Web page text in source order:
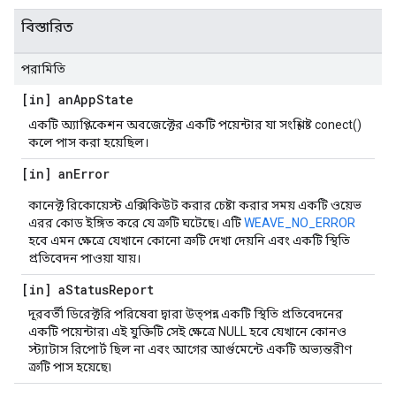
বিস্তারিত
পরামিতি
[in] anAppState
একটি অ্যাপ্লিকেশন অবজেক্টের একটি পয়েন্টার যা সংশ্লিষ্ট conect()
কলে পাস করা হয়েছিল।
[in] anError
কানেক্ট রিকোয়েস্ট এক্সিকিউট করার চেষ্টা করার সময় একটি ওয়েভ
এরর কোড ইঙ্গিত করে যে ত্রুটি ঘটেছে। এটিWEAVE_NO_ERROR
হবে এমন ক্ষেত্রে যেখানে কোনো ত্রুটি দেখা দেয়নি এবং একটি স্থিতি
প্রতিবেদন পাওয়া যায়।
[in] aStatusReport
দূরবর্তী ডিরেক্টরি পরিষেবা দ্বারা উত্পন্ন একটি স্থিতি প্রতিবেদনের
একটি পয়েন্টার৷ এই যুক্তিটি সেই ক্ষেত্রে NULL হবে যেখানে কোনও
স্ট্যাটাস রিপোর্ট ছিল না এবং আগের আর্গুমেন্টে একটি অভ্যন্তরীণ
ত্রুটি পাস হয়েছে৷